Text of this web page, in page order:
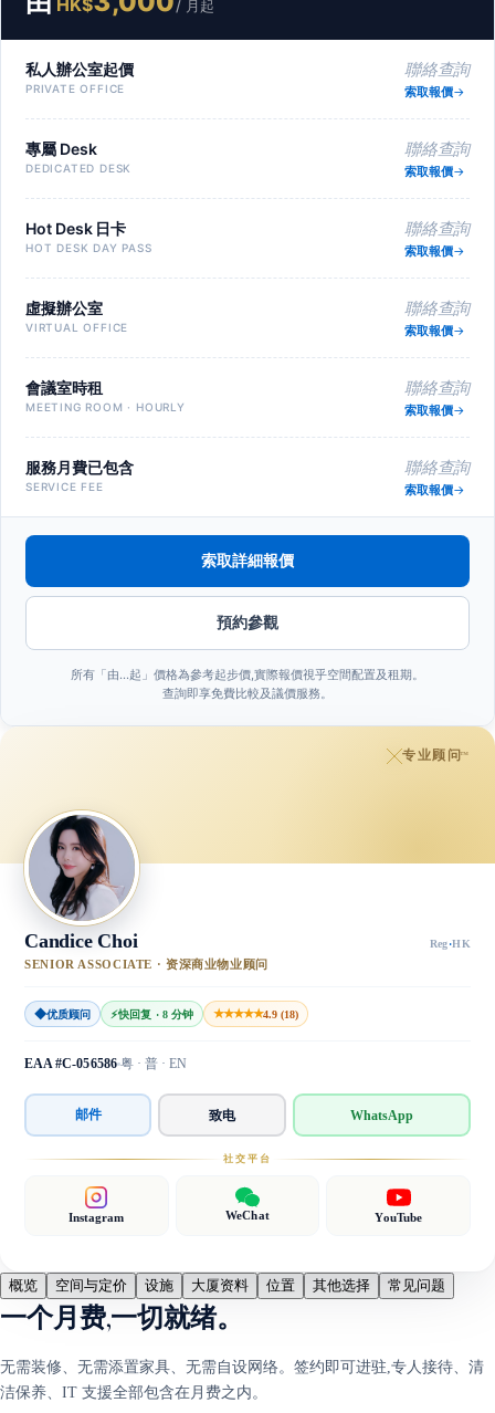
HK$ / 月起
私人辦公室起價
PRIVATE OFFICE
聯絡查詢
索取報價
專屬 Desk
DEDICATED DESK
聯絡查詢
索取報價
Hot Desk 日卡
HOT DESK DAY PASS
聯絡查詢
索取報價
虛擬辦公室
VIRTUAL OFFICE
聯絡查詢
索取報價
會議室時租
MEETING ROOM · HOURLY
聯絡查詢
索取報價
服務月費已包含
SERVICE FEE
聯絡查詢
索取報價
索取詳細報價
預約參觀
所有「由…起」價格為參考起步價,實際報價視乎空間配置及租期。
查詢即享免費比較及議價服務。
专业顾问™
Candice Choi Reg·HK
SENIOR ASSOCIATE · 资深商业物业顾问
◆优质顾问 ⚡快回复 · 8 分钟 ★★★★★4.9 (18)
EAA #C-056586 粤 · 普 · EN
邮件 致电 WhatsApp
社交平台
Instagram WeChat YouTube
概览 空间与定价 设施 大厦资料 位置 其他选择 常见问题
一个月费,一切就绪。
无需装修、无需添置家具、无需自设网络。签约即可进驻,专人接待、清
洁保养、IT 支援全部包含在月费之内。